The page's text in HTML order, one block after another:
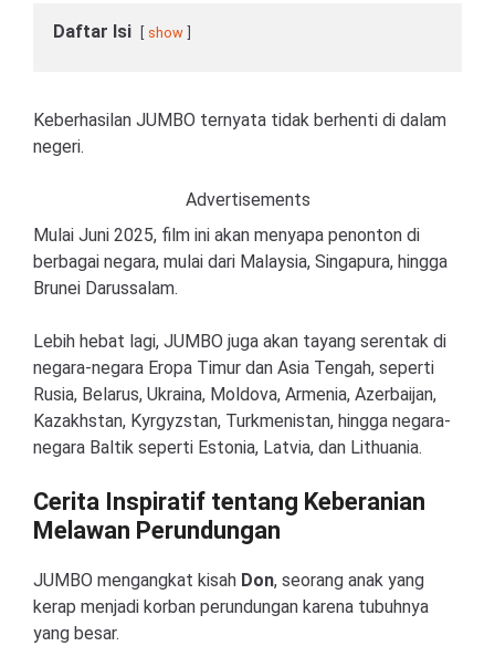
Daftar Isi show
Keberhasilan JUMBO ternyata tidak berhenti di dalam
negeri.
Advertisements
Mulai Juni 2025, film ini akan menyapa penonton di
berbagai negara, mulai dari Malaysia, Singapura, hingga
Brunei Darussalam.
Lebih hebat lagi, JUMBO juga akan tayang serentak di
negara-negara Eropa Timur dan Asia Tengah, seperti
Rusia, Belarus, Ukraina, Moldova, Armenia, Azerbaijan,
Kazakhstan, Kyrgyzstan, Turkmenistan, hingga negara-
negara Baltik seperti Estonia, Latvia, dan Lithuania.
Cerita Inspiratif tentang Keberanian
Melawan Perundungan
JUMBO mengangkat kisah Don, seorang anak yang
kerap menjadi korban perundungan karena tubuhnya
yang besar.